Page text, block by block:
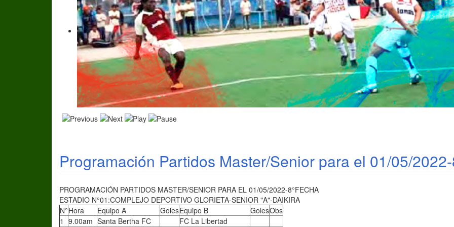
Programación Partidos Master/Senior para el 01/05/
PROGRAMACIÓN PARTIDOS MASTER/SENIOR PARA EL 01/05/2022-8°FECHA
ESTADIO N°01:COMPLEJO DEPORTIVO GLORIETA-SENIOR "A"-DAIKIRA
N°Hora Equipo A GolesEquipo B GolesObs
1 9.00am Santa Bertha FC
FC La Libertad